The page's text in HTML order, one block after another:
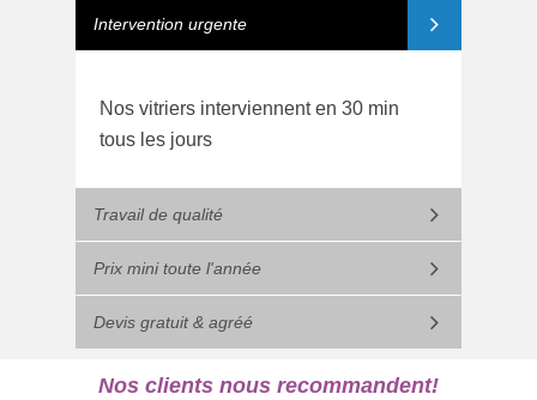
Intervention urgente
Nos vitriers interviennent en 30 min
tous les jours
Travail de qualité
Prix mini toute l'année
Devis gratuit & agréé
Nos clients nous recommandent!